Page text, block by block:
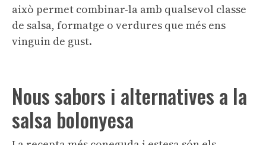
això permet combinar-la amb qualsevol classe
de salsa, formatge o verdures que més ens
vinguin de gust.
Nous sabors i alternatives a la
salsa bolonyesa